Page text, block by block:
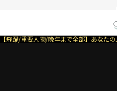
【飛躍/重要人物/晩年まで全部】あなた